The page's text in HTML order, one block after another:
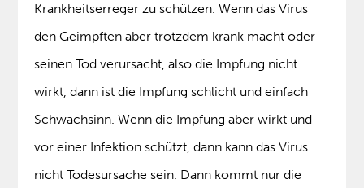
Krankheitserreger zu schützen. Wenn das Virus
den Geimpften aber trotzdem krank macht oder
seinen Tod verursacht, also die Impfung nicht
wirkt, dann ist die Impfung schlicht und einfach
Schwachsinn. Wenn die Impfung aber wirkt und
vor einer Infektion schützt, dann kann das Virus
nicht Todesursache sein. Dann kommt nur die